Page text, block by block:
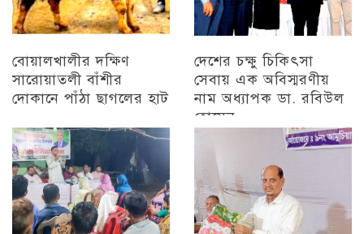
বোয়ালখালীর দক্ষিণ
সারোয়াতলী বাঁশীর
দোকানে পাঁঠা ছাগলের হাট
চট্টগ্রাম
দেশের চক্ষু চিকিৎসা
সেবায় এক অবিস্মরণীয়
নাম অধ্যাপক ডা. রবিউল
হোসেন